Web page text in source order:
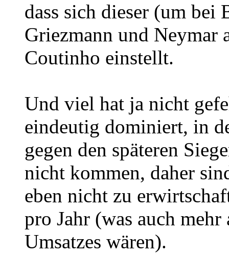
dass sich dieser (um bei
Griezmann und Neymar
Coutinho einstellt.
Und viel hat ja nicht
eindeutig dominiert, in
gegen den späteren
nicht kommen, daher
eben nicht zu
pro Jahr (was auch
Umsatzes wären).